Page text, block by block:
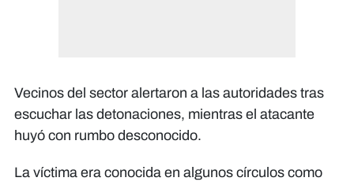
Vecinos del sector alertaron a las autoridades tras
escuchar las detonaciones, mientras el atacante
huyó con rumbo desconocido.
La víctima era conocida en algunos círculos como